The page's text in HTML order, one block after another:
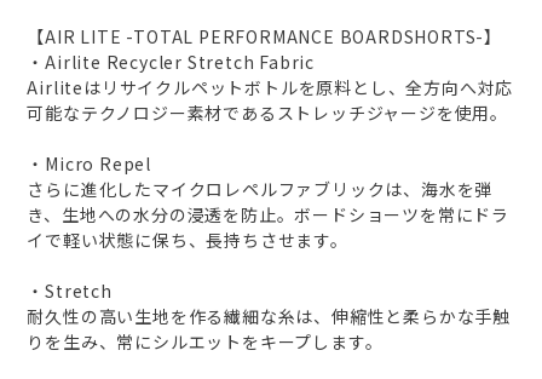
【AIR LITE -TOTAL PERFORMANCE BOARDSHORTS-】
・Airlite Recycler Stretch Fabric
Airliteはリサイクルペットボトルを原料とし、全方向へ対応
可能なテクノロジー素材であるストレッチジャージを使用。
・Micro Repel
さらに進化したマイクロレペルファブリックは、海水を弾
き、生地への水分の浸透を防止。ボードショーツを常にドラ
イで軽い状態に保ち、長持ちさせます。
・Stretch
耐久性の高い生地を作る繊細な糸は、伸縮性と柔らかな手触
りを生み、常にシルエットをキープします。